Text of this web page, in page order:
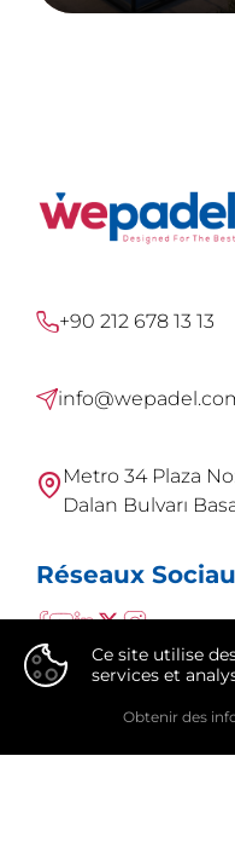
+90 212 678 13 13
Metro 34 Plaza
Dalan Bulvarı
Réseaux
WePadel est
Ce site utilise
services et
Obtenir des